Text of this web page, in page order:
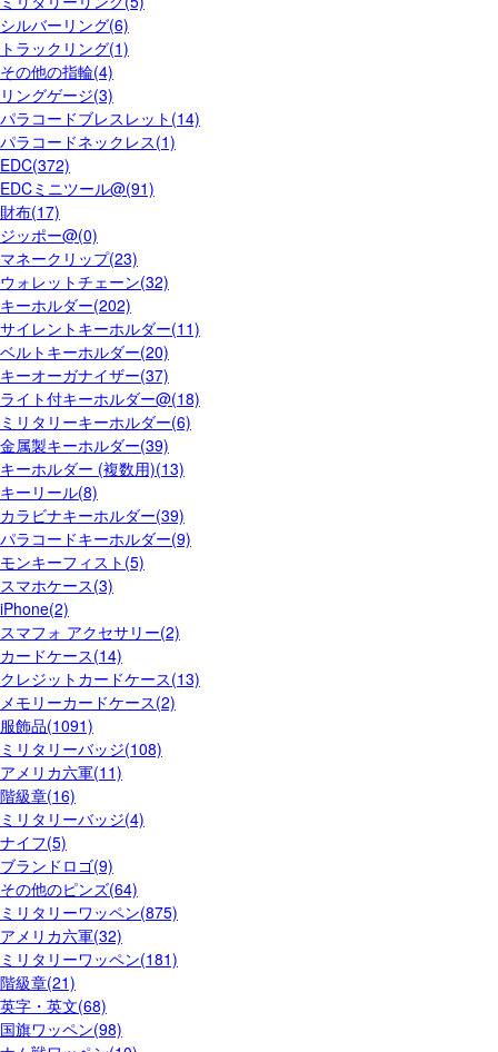
シルバーリング(6)
トラックリング(1)
その他の指輪(4)
リングゲージ(3)
パラコードブレスレット(14)
パラコードネックレス(1)
EDC(372)
EDCミニツール@(91)
財布(17)
ジッポー@(0)
マネークリップ(23)
ウォレットチェーン(32)
キーホルダー(202)
サイレントキーホルダー(11)
ベルトキーホルダー(20)
キーオーガナイザー(37)
ライト付キーホルダー@(18)
ミリタリーキーホルダー(6)
金属製キーホルダー(39)
キーホルダー (複数用)(13)
キーリール(8)
カラビナキーホルダー(39)
パラコードキーホルダー(9)
モンキーフィスト(5)
スマホケース(3)
iPhone(2)
スマフォ アクセサリー(2)
カードケース(14)
クレジットカードケース(13)
メモリーカードケース(2)
服飾品(1091)
ミリタリーバッジ(108)
アメリカ六軍(11)
階級章(16)
ミリタリーバッジ(4)
ナイフ(5)
ブランドロゴ(9)
その他のピンズ(64)
ミリタリーワッペン(875)
アメリカ六軍(32)
ミリタリーワッペン(181)
階級章(21)
英字・英文(68)
国旗ワッペン(98)